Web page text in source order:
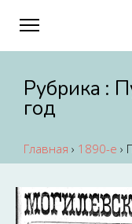
Рубрика :
год
Главная › 1890-е ›